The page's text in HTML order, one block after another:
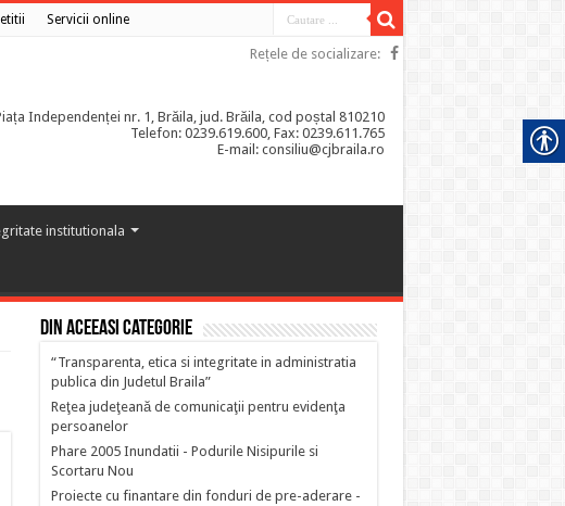
Servicii online
Rețele de socializare:
Independenței nr. 1, Brăila, jud. Brăila, cod poștal 810210
Telefon: 0239.619.600, Fax: 0239.611.765
E-mail: consiliu@cjbraila.ro
institutionala
Din aceeasi categorie
“Transparenta, etica si integritate in administratia
publica din Judetul Braila”
Reţea judeţeană de comunicaţii pentru evidenţa
persoanelor
Phare 2005 Inundatii - Podurile Nisipurile si
Scortaru Nou
Proiecte cu finantare din fonduri de pre-aderare -